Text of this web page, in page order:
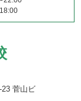
菅山ビ